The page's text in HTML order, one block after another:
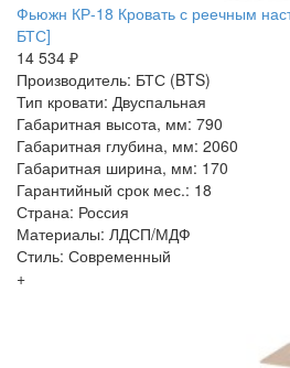
Фьюжн КР-18 Кровать с реечным
БТС]
14 534 ₽
Производитель: БТС (BTS)
Тип кровати: Двуспальная
Габаритная высота, мм: 790
Габаритная глубина, мм: 2060
Габаритная ширина, мм: 170
Гарантийный срок мес.: 18
Страна: Россия
Материалы: ЛДСП/МДФ
Стиль: Современный
+